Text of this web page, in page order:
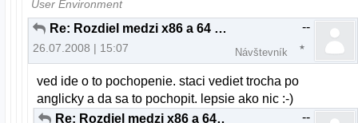
User Environment
Re: Rozdiel medzi x86 a 64 bitovou verziou
26.07.2008 | 15:07
--
Návštevník
ved ide o to pochopenie. staci vediet trocha po
anglicky a da sa to pochopit. lepsie ako nic :-)
Re: Rozdiel medzi x86 a 64 bitovou verziou
--